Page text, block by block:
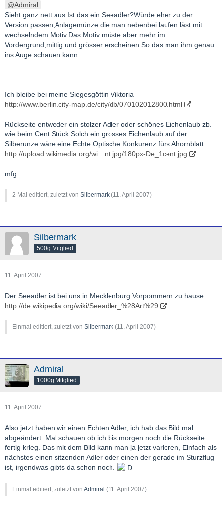
Admiral
Sieht ganz nett aus.Ist das ein Seeadler?Würde eher zu der
Version passen,Anlagemünze die man nebenbei laufen läst mit
wechselndem Motiv.Das Motiv müste aber mehr im
Vordergrund,mittig und grösser erscheinen.So das man ihm genau
ins Auge schauen kann.
Ich bleibe bei meine Siegesgöttin Viktoria
http://www.berlin.city-map.de/city/db/070102012800.html
Rückseite entweder ein stolzer Adler oder schönes Eichenlaub zb.
wie beim Cent Stück.Solch ein grosses Eichenlaub auf der
Silberunze wäre eine Echte Optische Konkurenz fürs Ahornblatt.
http://upload.wikimedia.org/wi…nt.jpg/180px-De_1cent.jpg
mfg
2 Mal editiert, zuletzt von Silbermark (11. April 2007)
Silbermark
500g Mitglied
11. April 2007
Der Seeadler ist bei uns in Mecklenburg Vorpommern zu hause.
http://de.wikipedia.org/wiki/Seeadler_%28Art%29
Einmal editiert, zuletzt von Silbermark (11. April 2007)
Admiral
1000g Mitglied
11. April 2007
Also jetzt haben wir einen Echten Adler, ich hab das Bild mal
abgeändert. Mal schauen ob ich bis morgen noch die Rückseite
fertig krieg. Das mit dem Bild kann man ja jetzt varieren, Einfach als
nächstes einen sitzenden Adler oder einen der gerade im Sturzflug
ist, irgendwas gibts da schon noch.
Einmal editiert, zuletzt von Admiral (11. April 2007)